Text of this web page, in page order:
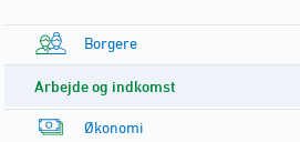
Borgere
Arbejde og indkomst
Økonomi